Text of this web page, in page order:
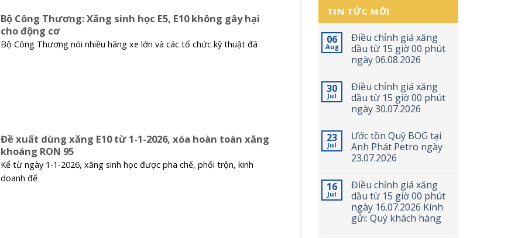
Bộ Công Thương: Xăng sinh học E5, E10 không gây hại
cho động cơ
Bộ Công Thương nói nhiều hãng xe lớn và các tổ chức kỹ thuật đã
Đề xuất dùng xăng E10 từ 1-1-2026, xóa hoàn toàn xăng
khoáng RON 95
Kể từ ngày 1-1-2026, xăng sinh học được pha chế, phối trộn, kinh
doanh để
TIN TỨC MỚI
06
Aug
Điều chỉnh giá xăng
dầu từ 15 giờ 00 phút
ngày 06.08.2026
30
Jul
Điều chỉnh giá xăng
dầu từ 15 giờ 00 phút
ngày 30.07.2026
23
Jul
Ước tồn Quỹ BOG tại
Anh Phát Petro ngày
23.07.2026
16
Jul
Điều chỉnh giá xăng
dầu từ 15 giờ 00 phút
ngày 16.07.2026 Kính
gửi: Quý khách hàng